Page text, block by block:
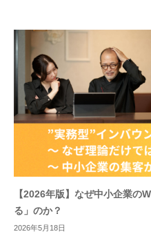
【2026年版】なぜ中小企業の
る」のか？
2026年5月18日